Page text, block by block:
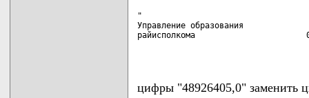
"
Управление образования
райисполкома
цифры "48926405,0" заменить